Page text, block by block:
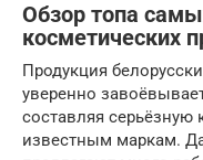
Обзор топа
косметических
Продукция
уверенно
составляя
известным маркам.